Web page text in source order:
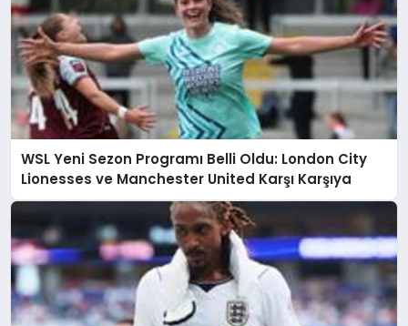
WSL Yeni Sezon Programı Belli Oldu: London City
Lionesses ve Manchester United Karşı Karşıya